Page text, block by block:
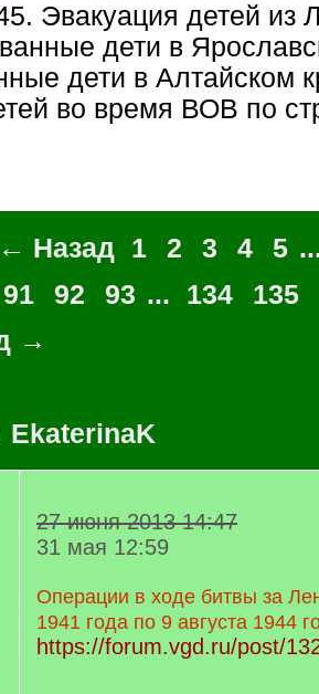
дети в
дети в Алтайском
во время ВОВ по
← Назад 1 2 3 4 5
91 92 93 ... 134
135
→
EkaterinaK
27 июня 2013 14:47
31 мая 12:59
Операции в ходе битвы за
1941 года по 9 августа 1944
https://forum.vgd.ru/post/